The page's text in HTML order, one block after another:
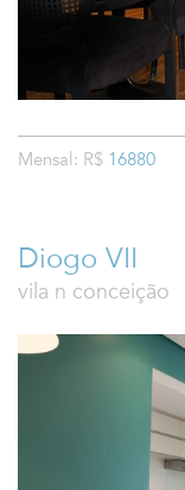
Mensal: R$ 16880
Diogo VII
vila n conceição